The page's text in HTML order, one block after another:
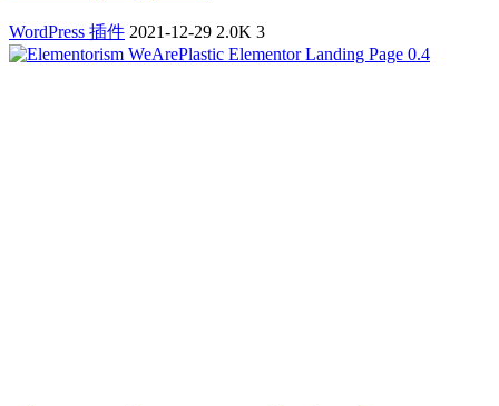
WordPress 插件 2021-12-29 2.0K 3